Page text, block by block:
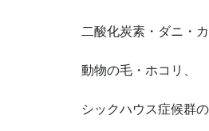
二酸化炭素・ダニ・カ
動物の毛・ホコリ、
シックハウス症候群